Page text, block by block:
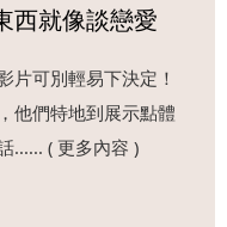
西就像談戀愛
片可別輕易下決定！
他們特地到展示點體
...... ( 更多內容 )